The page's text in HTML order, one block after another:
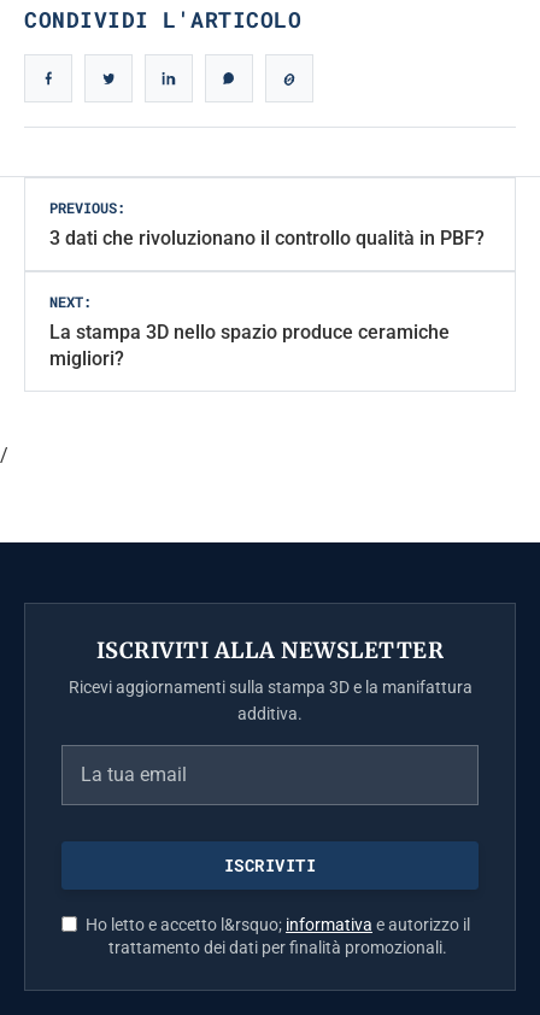
CONDIVIDI L'ARTICOLO
Post
navigation
PREVIOUS:
3 dati che rivoluzionano il controllo qualità in PBF?
NEXT:
La stampa 3D nello spazio produce ceramiche
migliori?
/
ISCRIVITI ALLA NEWSLETTER
Ricevi aggiornamenti sulla stampa 3D e la manifattura
additiva.
Ho letto e accetto l&rsquo; informativa e autorizzo il
trattamento dei dati per finalità promozionali.